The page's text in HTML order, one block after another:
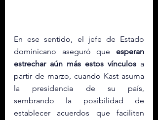
En ese sentido, el jefe de Estado
dominicano aseguró que esperan
estrechar aún más estos vínculos a
partir de marzo, cuando Kast asuma
la presidencia de su país,
sembrando la posibilidad de
establecer acuerdos que faciliten